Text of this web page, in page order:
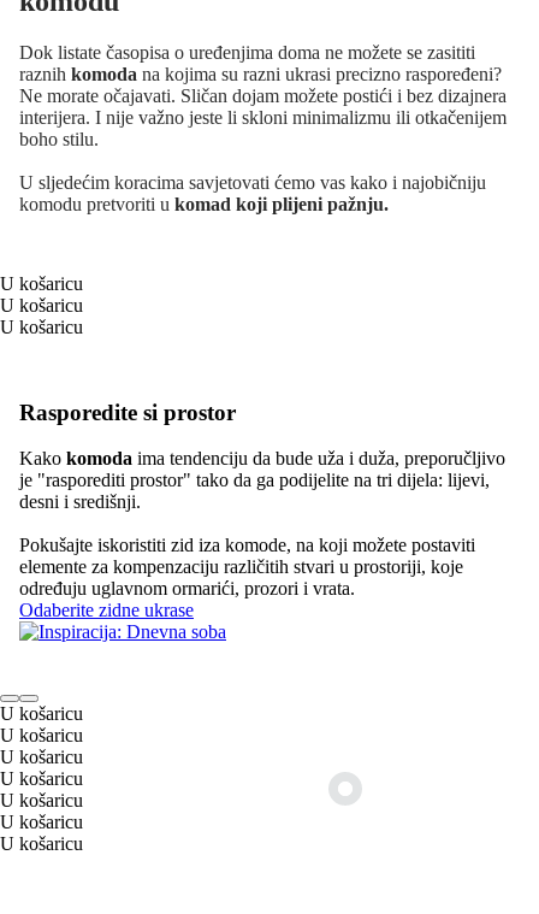
Dok listate časopisa o uređenjima doma ne možete se zasititi
raznih komoda na kojima su razni ukrasi precizno raspoređeni?
Ne morate očajavati. Sličan dojam možete postići i bez dizajnera
interijera. I nije važno jeste li skloni minimalizmu ili otkačenijem
boho stilu.
U sljedećim koracima savjetovati ćemo vas kako i najobičniju
komodu pretvoriti u komad koji plijeni pažnju.
U košaricu
U košaricu
U košaricu
Rasporedite si prostor
Kako komoda ima tendenciju da bude uža i duža, preporučljivo
je "rasporediti prostor" tako da ga podijelite na tri dijela: lijevi,
desni i središnji.
Pokušajte iskoristiti zid iza komode, na koji možete postaviti
elemente za kompenzaciju različitih stvari u prostoriji, koje
određuju uglavnom ormarići, prozori i vrata.
Odaberite zidne ukrase
U košaricu
U košaricu
U košaricu
U košaricu
U košaricu
U košaricu
U košaricu